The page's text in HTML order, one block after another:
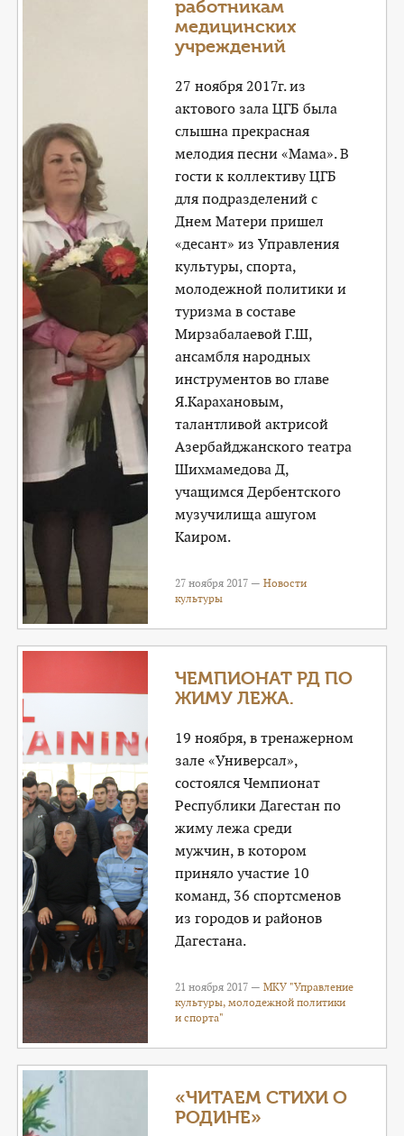
работникам
медицинских
учреждений
27 ноября 2017г. из
актового зала ЦГБ была
слышна прекрасная
мелодия песни «Мама». В
гости к коллективу ЦГБ
для подразделений с
Днем Матери пришел
«десант» из Управления
культуры, спорта,
молодежной политики и
туризма в составе
Мирзабалаевой Г.Ш,
ансамбля народных
инструментов во главе
Я.Карахановым,
талантливой актрисой
Азербайджанского театра
Шихмамедова Д,
учащимся Дербентского
музучилища ашугом
Каиром.
27 ноября 2017 —Новости
культуры
ЧЕМПИОНАТ РД ПО
ЖИМУ ЛЕЖА.
19 ноября, в тренажерном
зале «Универсал»,
состоялся Чемпионат
Республики Дагестан по
жиму лежа среди
мужчин, в котором
приняло участие 10
команд, 36 спортсменов
из городов и районов
Дагестана.
21 ноября 2017 —МКУ "Управление
культуры, молодежной политики
и спорта"
«ЧИТАЕМ СТИХИ О
РОДИНЕ»